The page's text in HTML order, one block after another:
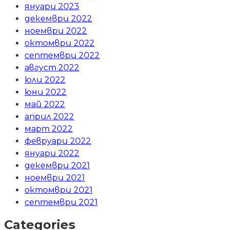
януари 2023
декември 2022
ноември 2022
октомври 2022
септември 2022
август 2022
юли 2022
юни 2022
май 2022
април 2022
март 2022
февруари 2022
януари 2022
декември 2021
ноември 2021
октомври 2021
септември 2021
Categories